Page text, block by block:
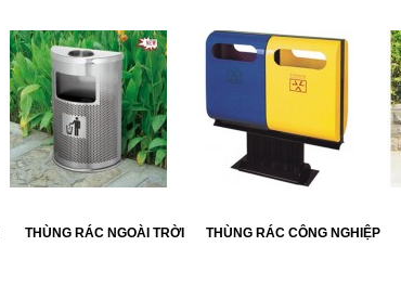
THÙNG RÁC NGOÀI TRỜI THÙNG RÁC CÔNG NGHIỆP